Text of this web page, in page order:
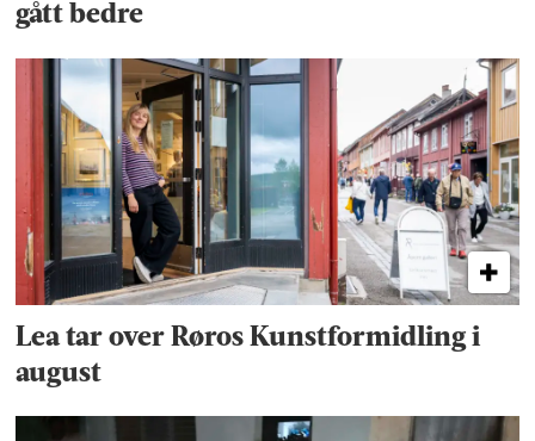
gått bedre
Lea tar over Røros Kunstformidling i
august